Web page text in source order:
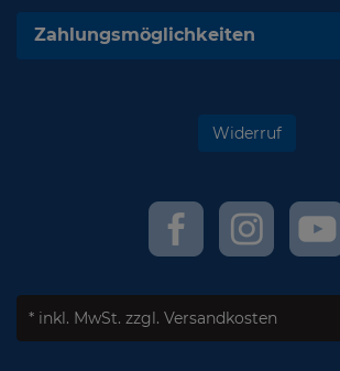
Zahlungsmöglichkeiten
Widerruf
* inkl. MwSt. zzgl. Versandkosten